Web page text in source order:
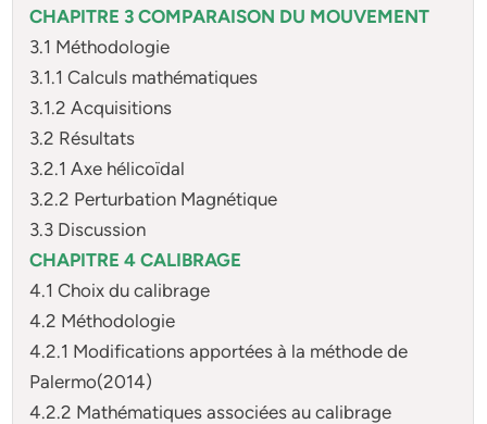
CHAPITRE 3 COMPARAISON DU MOUVEMENT
3.1 Méthodologie
3.1.1 Calculs mathématiques
3.1.2 Acquisitions
3.2 Résultats
3.2.1 Axe hélicoïdal
3.2.2 Perturbation Magnétique
3.3 Discussion
CHAPITRE 4 CALIBRAGE
4.1 Choix du calibrage
4.2 Méthodologie
4.2.1 Modifications apportées à la méthode de
Palermo(2014)
4.2.2 Mathématiques associées au calibrage